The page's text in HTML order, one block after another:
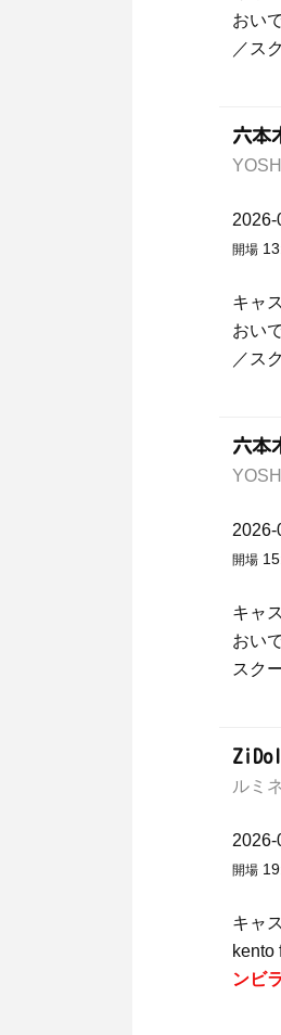
おい
／ス
六本
2026-
開場
キャ
おい
／ス
六本
2026-
開場
キャ
おい
スク
ルミ
2026-
開場
キャ
kento
ンビ